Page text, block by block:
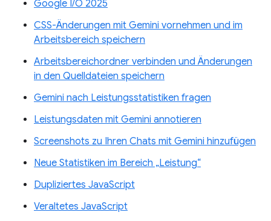
Google I/O 2025
CSS-Änderungen mit Gemini vornehmen und im
Arbeitsbereich speichern
Arbeitsbereichordner verbinden und Änderungen
in den Quelldateien speichern
Gemini nach Leistungsstatistiken fragen
Leistungsdaten mit Gemini annotieren
Screenshots zu Ihren Chats mit Gemini hinzufügen
Neue Statistiken im Bereich „Leistung“
Dupliziertes JavaScript
Veraltetes JavaScript